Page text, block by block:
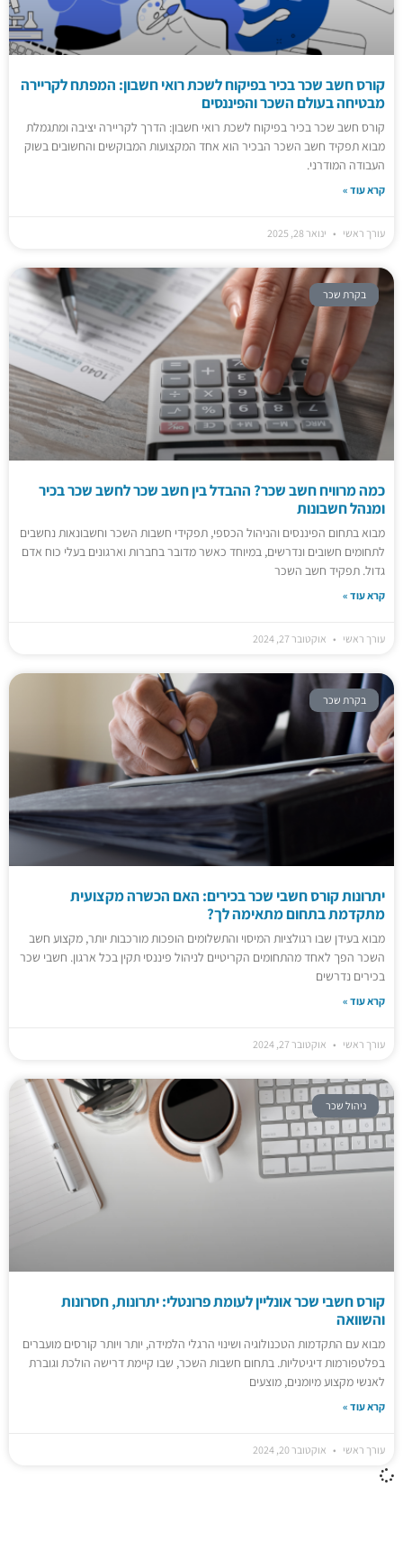
קורס חשב שכר בכיר בפיקוח לשכת רואי חשבון: המפתח לקריירה
מבטיחה בעולם השכר והפיננסים
קורס חשב שכר בכיר בפיקוח לשכת רואי חשבון: הדרך לקריירה יציבה ומתגמלת
מבוא תפקיד חשב השכר הבכיר הוא אחד המקצועות המבוקשים והחשובים בשוק
העבודה המודרני.
קרא עוד »
עורך ראשי ינואר 28, 2025
בקרת שכר
כמה מרוויח חשב שכר? ההבדל בין חשב שכר לחשב שכר בכיר
ומנהל חשבונות
מבוא בתחום הפיננסים והניהול הכספי, תפקידי חשבות השכר וחשבונאות נחשבים
לתחומים חשובים ונדרשים, במיוחד כאשר מדובר בחברות וארגונים בעלי כוח אדם
גדול. תפקיד חשב השכר
קרא עוד »
עורך ראשי אוקטובר 27, 2024
בקרת שכר
יתרונות קורס חשבי שכר בכירים: האם הכשרה מקצועית
מתקדמת בתחום מתאימה לך?
מבוא בעידן שבו רגולציות המיסוי והתשלומים הופכות מורכבות יותר, מקצוע חשב
השכר הפך לאחד מהתחומים הקריטיים לניהול פיננסי תקין בכל ארגון. חשבי שכר
בכירים נדרשים
קרא עוד »
עורך ראשי אוקטובר 27, 2024
ניהול שכר
קורס חשבי שכר אונליין לעומת פרונטלי: יתרונות, חסרונות
והשוואה
מבוא עם התקדמות הטכנולוגיה ושינוי הרגלי הלמידה, יותר ויותר קורסים מועברים
בפלטפורמות דיגיטליות. בתחום חשבות השכר, שבו קיימת דרישה הולכת וגוברת
לאנשי מקצוע מיומנים, מוצעים
קרא עוד »
עורך ראשי אוקטובר 20, 2024